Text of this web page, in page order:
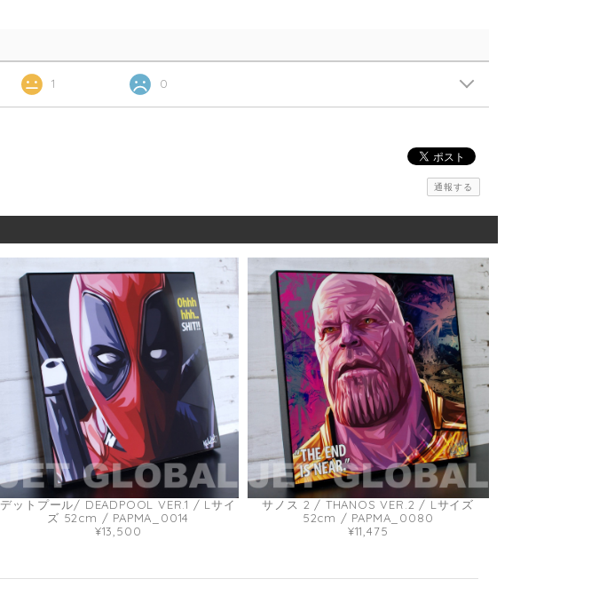
1 0
通報する
デットプール/ DEADPOOL VER.1 / Lサイ
ズ 52cm / PAPMA_0014
¥13,500
サノス 2 / THANOS VER.2 / Lサイズ
52cm / PAPMA_0080
¥11,475